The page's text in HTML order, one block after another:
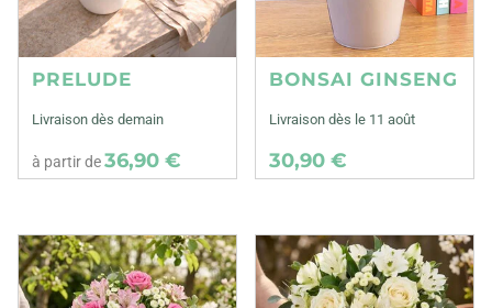
PRELUDE
Livraison dès demain
à partir de36,90 €
BONSAI GINSENG
Livraison dès le 11 août
30,90 €